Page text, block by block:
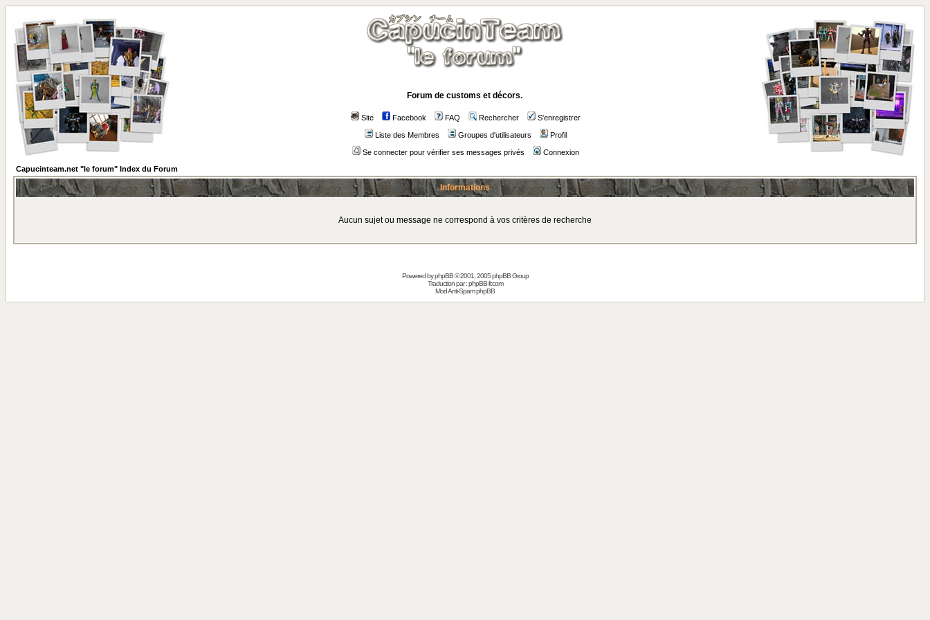
Forum de customs et décors.
Site Facebook FAQ Rechercher S'enregistrer
Liste des Membres Groupes d'utilisateurs Profil
Se connecter pour vérifier ses messages privés
Connexion
Capucinteam.net "le forum" Index du Forum
Informations
Aucun sujet ou message ne correspond à vos critères de recherche
Powered byphpBB© 2001, 2005 phpBB Group
Traduction par :phpBB-fr.com
Mod Anti-Spam phpBB